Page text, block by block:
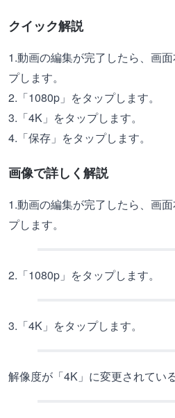
クイック解説
1.動画の編集が完了したら、画
プします。
2.「1080p」をタップします。
3.「4K」をタップします。
4.「保存」をタップします。
画像で詳しく解説
1.動画の編集が完了したら、画
プします。
2.「1080p」をタップします。
3.「4K」をタップします。
解像度が「4K」に変更されてい